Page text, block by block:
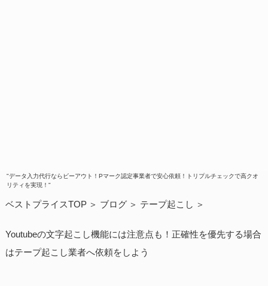
"データ入力代行ならビーアウト！Pマーク認定事業者で安心依頼！トリプルチェックで高クオ
リティを実現！"
ベストプライスTOP ブログ テープ起こし
Youtubeの文字起こし機能には注意点も！正確性を優先する場合
はテープ起こし業者へ依頼をしよう